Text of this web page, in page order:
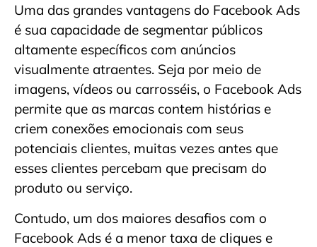
Uma das grandes vantagens do Facebook Ads
é sua capacidade de segmentar públicos
altamente específicos com anúncios
visualmente atraentes. Seja por meio de
imagens, vídeos ou carrosséis, o Facebook Ads
permite que as marcas contem histórias e
criem conexões emocionais com seus
potenciais clientes, muitas vezes antes que
esses clientes percebam que precisam do
produto ou serviço.
Contudo, um dos maiores desafios com o
Facebook Ads é a menor taxa de cliques e